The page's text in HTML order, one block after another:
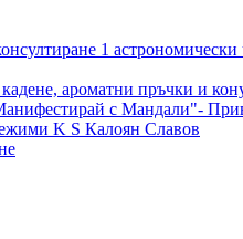
1 астрономически
ароматни пръчки и
с Мандали"-
K S Калоян Славов